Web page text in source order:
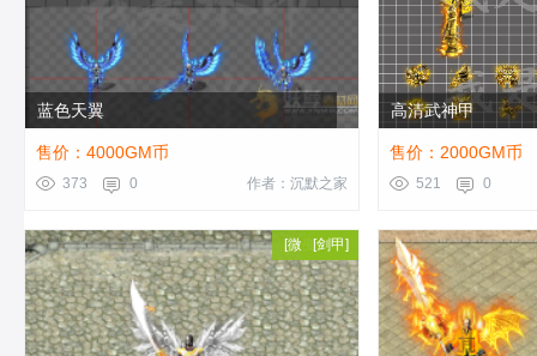
蓝色天翼
售价：4000GM币
373 0 作者：沉默之家
高清武神甲
售价：2000GM币
521 0
[微变剑甲]
[剑甲]